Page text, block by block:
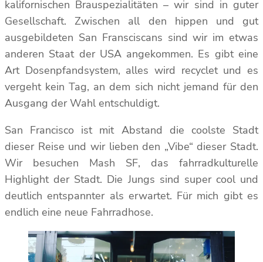
kalifornischen Brauspezialitäten – wir sind in guter
Gesellschaft. Zwischen all den hippen und gut
ausgebildeten San Fransciscans sind wir im etwas
anderen Staat der USA angekommen. Es gibt eine
Art Dosenpfandsystem, alles wird recyclet und es
vergeht kein Tag, an dem sich nicht jemand für den
Ausgang der Wahl entschuldigt.
San Francisco ist mit Abstand die coolste Stadt
dieser Reise und wir lieben den „Vibe“ dieser Stadt.
Wir besuchen Mash SF, das fahrradkulturelle
Highlight der Stadt. Die Jungs sind super cool und
deutlich entspannter als erwartet. Für mich gibt es
endlich eine neue Fahrradhose.